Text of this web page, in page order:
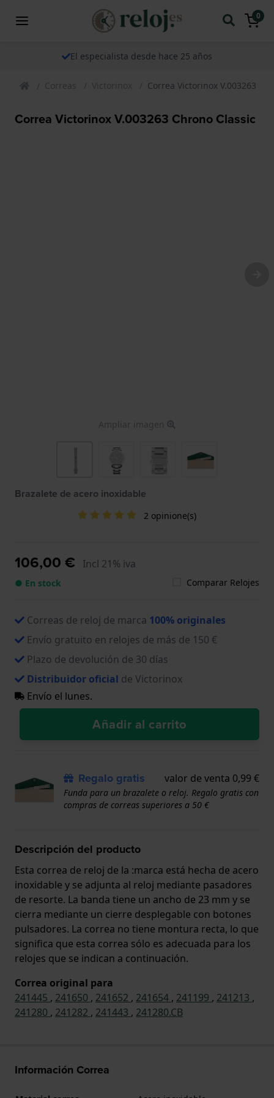
0
El especialista desde hace 25 años
Correas Victorinox Correa Victorinox V.003263
Correa Victorinox V.003263 Chrono Classic
Ampliar imagen
Brazalete de acero inoxidable
2 opinione(s)
106,00 € Incl 21% iva
● En stock Comparar Relojes
Correas de reloj de marca 100% originales
Envío gratuito en relojes de más de 150 €
Plazo de devolución de 30 días
Distribuidor oficial de Victorinox
Envío el lunes.
Añadir al carrito
Regalo gratis valor de venta 0,99 €
Funda para un brazalete o reloj. Regalo gratis con
compras de correas superiores a 50 €
Descripción del producto
Esta correa de reloj de la :marca está hecha de acero
inoxidable y se adjunta al reloj mediante pasadores
de resorte. La banda tiene un ancho de 23 mm y se
cierra mediante un cierre desplegable con botones
pulsadores. La correa no tiene montura recta, lo que
significa que esta correa sólo es adecuada para los
relojes que se indican a continuación.
Correa original para
241445 , 241650 , 241652 , 241654 , 241199 , 241213 ,
241280 , 241282 , 241443 , 241280.CB
Información Correa